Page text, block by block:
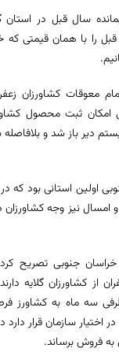
سال قبل در
را با همان قیمتی که
معوقات کشاورزان
امکان ثبت محصول
دیر باز شد و
اولین استانی بود که
و امسال نیز وجه
خراسان جنوبی تصریح
از کشاورزان گلایه
سه ماه به کشاورز
اختیار سازمان قرار
به فروش برساند.